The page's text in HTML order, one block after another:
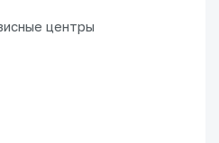
центры